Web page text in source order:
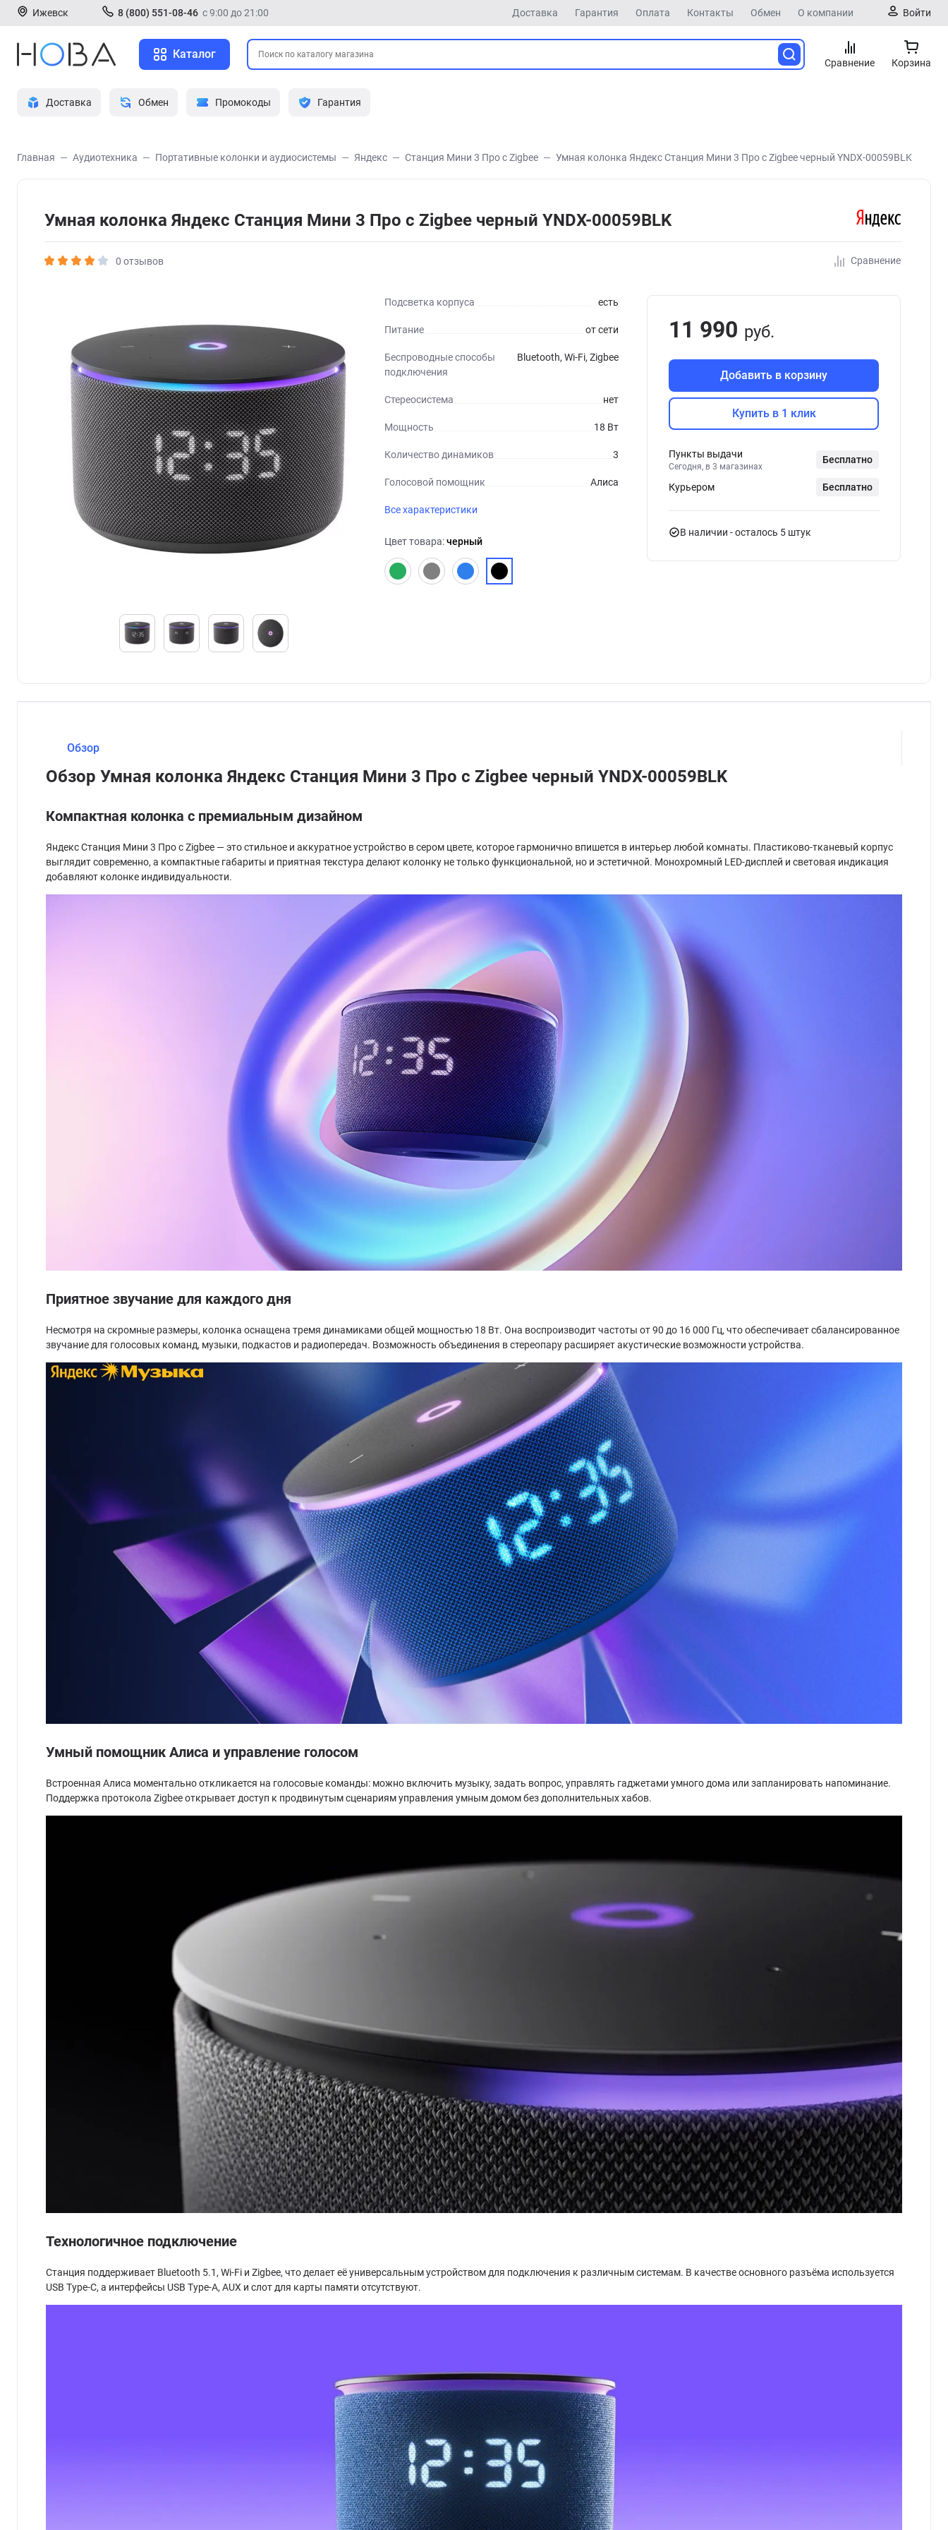
Ижевск 8 (800) 551-08-46 с 9:00 до 21:00 Доставка Гарантия Оплата Контакты Обмен О компании Войти
Каталог
Сравнение Корзина
Доставка Обмен Промокоды Гарантия
Главная Аудиотехника Портативные колонки и аудиосистемы Яндекс Станция Мини 3 Про с Zigbee Умная колонка Яндекс Станция Мини 3 Про с Zigbee черный YNDX-00059BLK
Умная колонка Яндекс Станция Мини 3 Про с Zigbee черный YNDX-00059BLK
0 отзывов Сравнение
Подсветка корпуса есть
Питание от сети
Беспроводные способы
подключения
Bluetooth, Wi-Fi, Zigbee
Стереосистема нет
Мощность 18 Вт
Количество динамиков 3
Голосовой помощник Алиса
Все характеристики
Цвет товара:черный
11 990 руб.
Добавить в корзину
Купить в 1 клик
Пункты выдачи
Сегодня, в 3 магазинах
Бесплатно
Курьером Бесплатно
В наличии - осталось 5 штук
Обзор
Обзор Умная колонка Яндекс Станция Мини 3 Про с Zigbee черный YNDX-00059BLK
Компактная колонка с премиальным дизайном
Яндекс Станция Мини 3 Про с Zigbee — это стильное и аккуратное устройство в сером цвете, которое гармонично впишется в интерьер любой комнаты. Пластиково-тканевый корпус
выглядит современно, а компактные габариты и приятная текстура делают колонку не только функциональной, но и эстетичной. Монохромный LED-дисплей и световая индикация
добавляют колонке индивидуальности.
Приятное звучание для каждого дня
Несмотря на скромные размеры, колонка оснащена тремя динамиками общей мощностью 18 Вт. Она воспроизводит частоты от 90 до 16 000 Гц, что обеспечивает сбалансированное
звучание для голосовых команд, музыки, подкастов и радиопередач. Возможность объединения в стереопару расширяет акустические возможности устройства.
Умный помощник Алиса и управление голосом
Встроенная Алиса моментально откликается на голосовые команды: можно включить музыку, задать вопрос, управлять гаджетами умного дома или запланировать напоминание.
Поддержка протокола Zigbee открывает доступ к продвинутым сценариям управления умным домом без дополнительных хабов.
Технологичное подключение
Станция поддерживает Bluetooth 5.1, Wi-Fi и Zigbee, что делает её универсальным устройством для подключения к различным системам. В качестве основного разъёма используется
USB Type-C, а интерфейсы USB Type-A, AUX и слот для карты памяти отсутствуют.